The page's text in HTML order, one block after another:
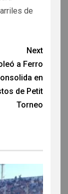
de
Next
a Ferro
en
de Petit
Torneo